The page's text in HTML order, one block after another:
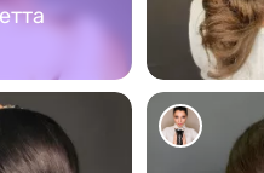
165